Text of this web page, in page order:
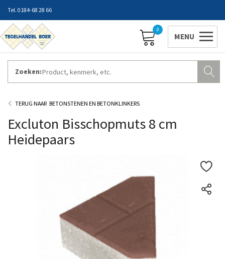
0184-68 28 66
0
Zoeken:
ZAKELIJK INLOGGEN
BETONSTENEN EN BETONKLINKERS
Excluton Bisschopmuts 8 cm
Heidepaars